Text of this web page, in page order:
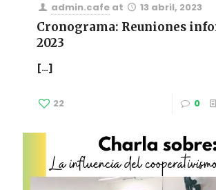
admin.cafe at 13 abril, 2023
Cronograma: Reuniones
2023
[…]
22 0